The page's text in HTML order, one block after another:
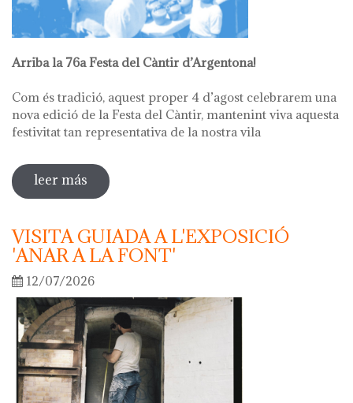
Arriba la 76a Festa del Càntir d’Argentona!
Com és tradició, aquest proper 4 d’agost celebrarem una
nova edició de la Festa del Càntir, mantenint viva aquesta
festivitat tan representativa de la nostra vila
leer más sobre 76ª festa del càntir
VISITA GUIADA A L'EXPOSICIÓ
'ANAR A LA FONT'
12/07/2026